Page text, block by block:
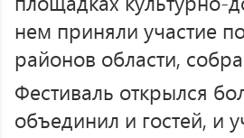
нем приняли участие
районов области,
Фестиваль открылся
объединил и гостей, и